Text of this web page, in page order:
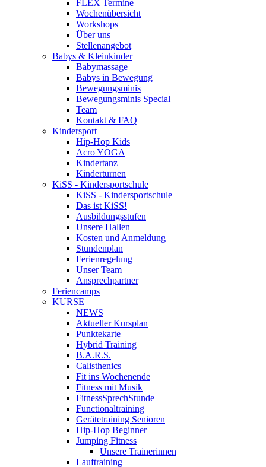
FLEX Termine
Wochenübersicht
Workshops
Über uns
Stellenangebot
Babys & Kleinkinder
Babymassage
Babys in Bewegung
Bewegungsminis
Bewegungsminis Special
Team
Kontakt & FAQ
Kindersport
Hip-Hop Kids
Acro YOGA
Kindertanz
Kinderturnen
KiSS - Kindersportschule
KiSS - Kindersportschule
Das ist KiSS!
Ausbildungsstufen
Unsere Hallen
Kosten und Anmeldung
Stundenplan
Ferienregelung
Unser Team
Ansprechpartner
Feriencamps
KURSE
NEWS
Aktueller Kursplan
Punktekarte
Hybrid Training
B.A.R.S.
Calisthenics
Fit ins Wochenende
Fitness mit Musik
FitnessSprechStunde
Functionaltraining
Gerätetraining Senioren
Hip-Hop Beginner
Jumping Fitness
Unsere Trainerinnen
Lauftraining